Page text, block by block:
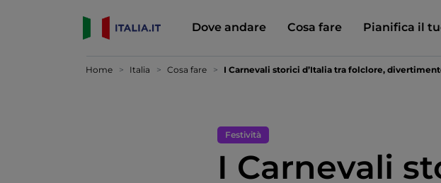
Dove andare Cosa fare Pianifica il
Home Italia Cosa fare I Carnevali storici d’Italia tra folclore,
Festività
I Carnevali